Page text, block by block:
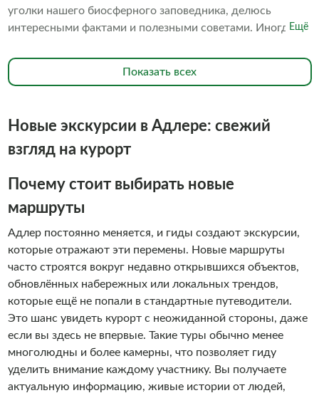
уголки нашего биосферного заповедника, делюсь
интересными фактами и полезными советами. Иногда
свежем воздухе. Подсказываю, где сделать самые
красивые фотографии и как поймать лучший ракурс.
Ещё
Показать всех
Новые экскурсии в Адлере: свежий
взгляд на курорт
Почему стоит выбирать новые
маршруты
Адлер постоянно меняется, и гиды создают экскурсии,
которые отражают эти перемены. Новые маршруты
часто строятся вокруг недавно открывшихся объектов,
обновлённых набережных или локальных трендов,
которые ещё не попали в стандартные путеводители.
Это шанс увидеть курорт с неожиданной стороны, даже
если вы здесь не впервые. Такие туры обычно менее
многолюдны и более камерны, что позволяет гиду
уделить внимание каждому участнику. Вы получаете
актуальную информацию, живые истории от людей,